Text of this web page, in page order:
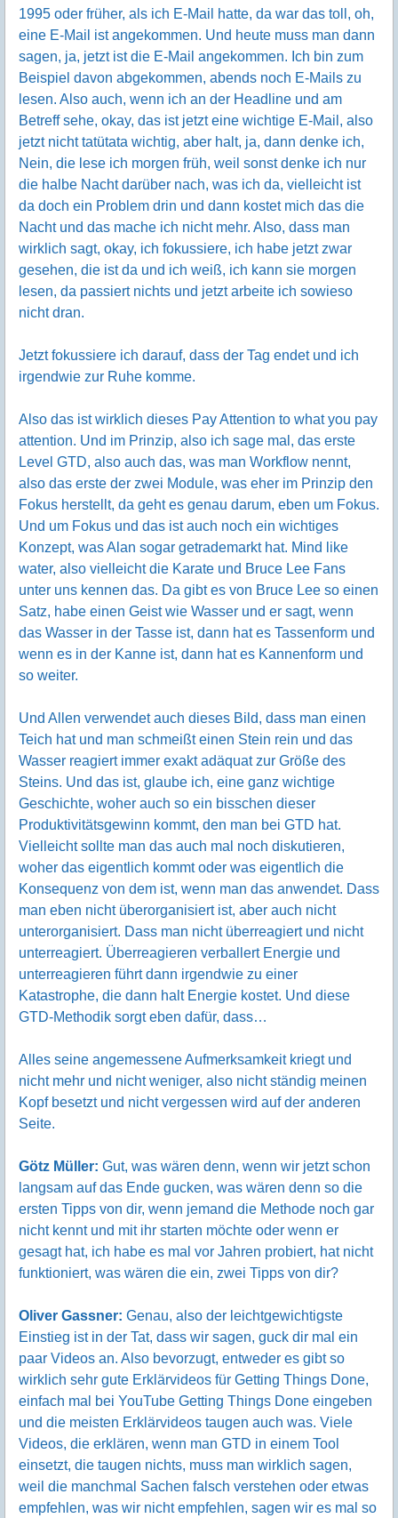
1995 oder früher, als ich E-Mail hatte, da war das toll, oh,
eine E-Mail ist angekommen. Und heute muss man dann
sagen, ja, jetzt ist die E-Mail angekommen. Ich bin zum
Beispiel davon abgekommen, abends noch E-Mails zu
lesen. Also auch, wenn ich an der Headline und am
Betreff sehe, okay, das ist jetzt eine wichtige E-Mail, also
jetzt nicht tatütata wichtig, aber halt, ja, dann denke ich,
Nein, die lese ich morgen früh, weil sonst denke ich nur
die halbe Nacht darüber nach, was ich da, vielleicht ist
da doch ein Problem drin und dann kostet mich das die
Nacht und das mache ich nicht mehr. Also, dass man
wirklich sagt, okay, ich fokussiere, ich habe jetzt zwar
gesehen, die ist da und ich weiß, ich kann sie morgen
lesen, da passiert nichts und jetzt arbeite ich sowieso
nicht dran.
Jetzt fokussiere ich darauf, dass der Tag endet und ich
irgendwie zur Ruhe komme.
Also das ist wirklich dieses Pay Attention to what you pay
attention. Und im Prinzip, also ich sage mal, das erste
Level GTD, also auch das, was man Workflow nennt,
also das erste der zwei Module, was eher im Prinzip den
Fokus herstellt, da geht es genau darum, eben um Fokus.
Und um Fokus und das ist auch noch ein wichtiges
Konzept, was Alan sogar getrademarkt hat. Mind like
water, also vielleicht die Karate und Bruce Lee Fans
unter uns kennen das. Da gibt es von Bruce Lee so einen
Satz, habe einen Geist wie Wasser und er sagt, wenn
das Wasser in der Tasse ist, dann hat es Tassenform und
wenn es in der Kanne ist, dann hat es Kannenform und
so weiter.
Und Allen verwendet auch dieses Bild, dass man einen
Teich hat und man schmeißt einen Stein rein und das
Wasser reagiert immer exakt adäquat zur Größe des
Steins. Und das ist, glaube ich, eine ganz wichtige
Geschichte, woher auch so ein bisschen dieser
Produktivitätsgewinn kommt, den man bei GTD hat.
Vielleicht sollte man das auch mal noch diskutieren,
woher das eigentlich kommt oder was eigentlich die
Konsequenz von dem ist, wenn man das anwendet. Dass
man eben nicht überorganisiert ist, aber auch nicht
unterorganisiert. Dass man nicht überreagiert und nicht
unterreagiert. Überreagieren verballert Energie und
unterreagieren führt dann irgendwie zu einer
Katastrophe, die dann halt Energie kostet. Und diese
GTD-Methodik sorgt eben dafür, dass…
Alles seine angemessene Aufmerksamkeit kriegt und
nicht mehr und nicht weniger, also nicht ständig meinen
Kopf besetzt und nicht vergessen wird auf der anderen
Seite.
Götz Müller: Gut, was wären denn, wenn wir jetzt schon
langsam auf das Ende gucken, was wären denn so die
ersten Tipps von dir, wenn jemand die Methode noch gar
nicht kennt und mit ihr starten möchte oder wenn er
gesagt hat, ich habe es mal vor Jahren probiert, hat nicht
funktioniert, was wären die ein, zwei Tipps von dir?
Oliver Gassner: Genau, also der leichtgewichtigste
Einstieg ist in der Tat, dass wir sagen, guck dir mal ein
paar Videos an. Also bevorzugt, entweder es gibt so
wirklich sehr gute Erklärvideos für Getting Things Done,
einfach mal bei YouTube Getting Things Done eingeben
und die meisten Erklärvideos taugen auch was. Viele
Videos, die erklären, wenn man GTD in einem Tool
einsetzt, die taugen nichts, muss man wirklich sagen,
weil die manchmal Sachen falsch verstehen oder etwas
empfehlen, was wir nicht empfehlen, sagen wir es mal so